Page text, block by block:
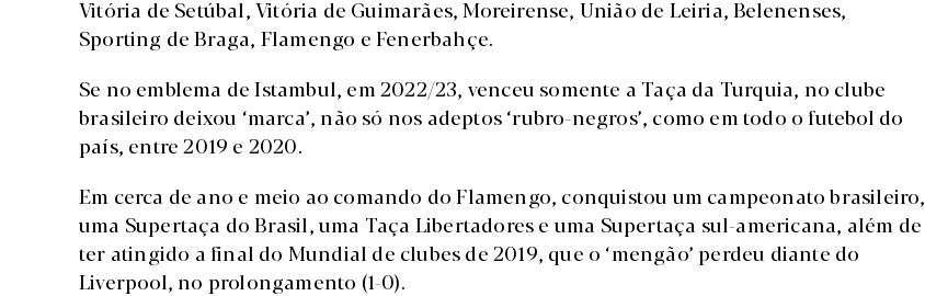
Vitória de Setúbal, Vitória de Guimarães, Moreirense, União de Leiria, Belenenses,
Sporting de Braga, Flamengo e Fenerbahçe.
Se no emblema de Istambul, em 2022/23, venceu somente a Taça da Turquia, no clube
brasileiro deixou ‘marca’, não só nos adeptos ‘rubro-negros’, como em todo o futebol do
país, entre 2019 e 2020.
Em cerca de ano e meio ao comando do Flamengo, conquistou um campeonato brasileiro,
uma Supertaça do Brasil, uma Taça Libertadores e uma Supertaça sul-americana, além de
ter atingido a final do Mundial de clubes de 2019, que o ‘mengão’ perdeu diante do
Liverpool, no prolongamento (1-0).